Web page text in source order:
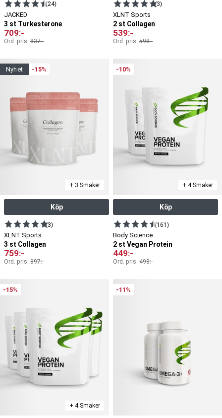
(24)
JACKED
3 st Turkesterone
709:-
Ord. pris: 837:-
(3)
XLNT Sports
2 st Collagen
539:-
Ord. pris: 598:-
nyhet -15%
+ 3 Smaker
Köp
(3)
XLNT Sports
3 st Collagen
759:-
Ord. pris: 897:-
-10%
+ 4 Smaker
Köp
(161)
Body Science
2 st Vegan Protein
449:-
Ord. pris: 498:-
-15%
+ 4 Smaker
-11%